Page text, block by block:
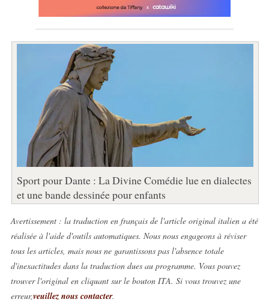
Sport pour Dante : La Divine Comédie lue en dialectes
et une bande dessinée pour enfants
Avertissement : la traduction en français de l'article original italien a été
réalisée à l'aide d'outils automatiques. Nous nous engageons à réviser
tous les articles, mais nous ne garantissons pas l'absence totale
d'inexactitudes dans la traduction dues au programme. Vous pouvez
trouver l'original en cliquant sur le bouton ITA. Si vous trouvez une
erreur,veuillez nous contacter.